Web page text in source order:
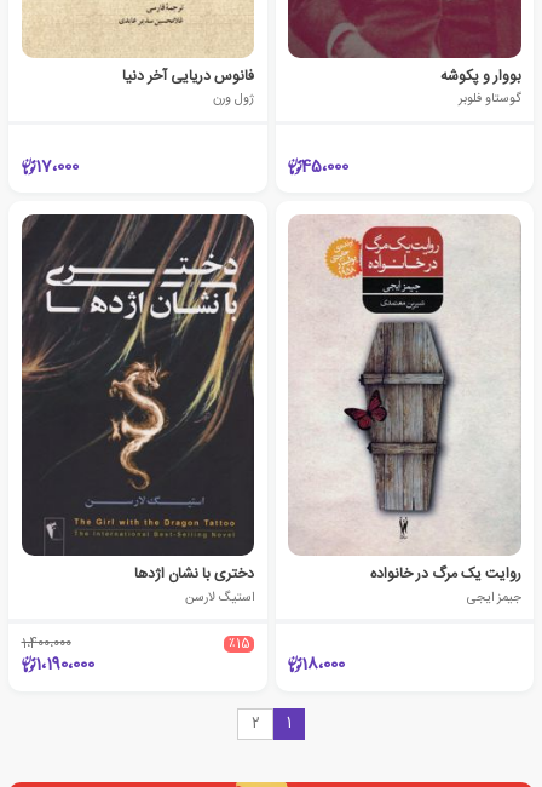
بووار و پکوشه
گوستاو فلوبر
45،000
فانوس دریایی آخر دنیا
ژول ورن
17،000
روایت یک مرگ در خانواده
جیمز ایجی
18،000
دختری با نشان اژدها
استیگ لارسن
٪15 1،400،000
1،190،000
1
2